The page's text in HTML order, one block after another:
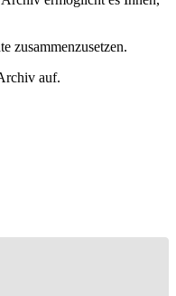
zusammenzusetzen.
auf.